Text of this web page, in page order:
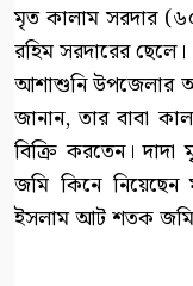
মৃত কালাম সরদার
রহিম সরদারের ছেলে।
আশাশুনি উপজেলার
জানান, তার বাবা
বিক্রি করতেন।
জমি কিনে নিয়েছেন
ইসলাম আট শতক জমি